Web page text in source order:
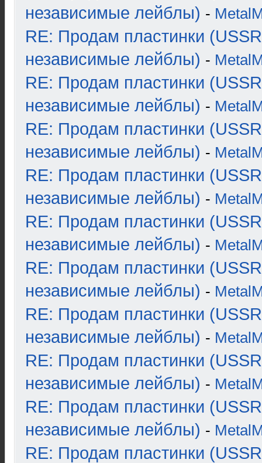
независимые лейблы) -
RE: Продам пластинки
независимые лейблы) -
RE: Продам пластинки
независимые лейблы) -
RE: Продам пластинки
независимые лейблы) -
RE: Продам пластинки
независимые лейблы) -
RE: Продам пластинки
независимые лейблы) -
RE: Продам пластинки
независимые лейблы) -
RE: Продам пластинки
независимые лейблы) -
RE: Продам пластинки
независимые лейблы) -
RE: Продам пластинки
независимые лейблы) -
RE: Продам пластинки